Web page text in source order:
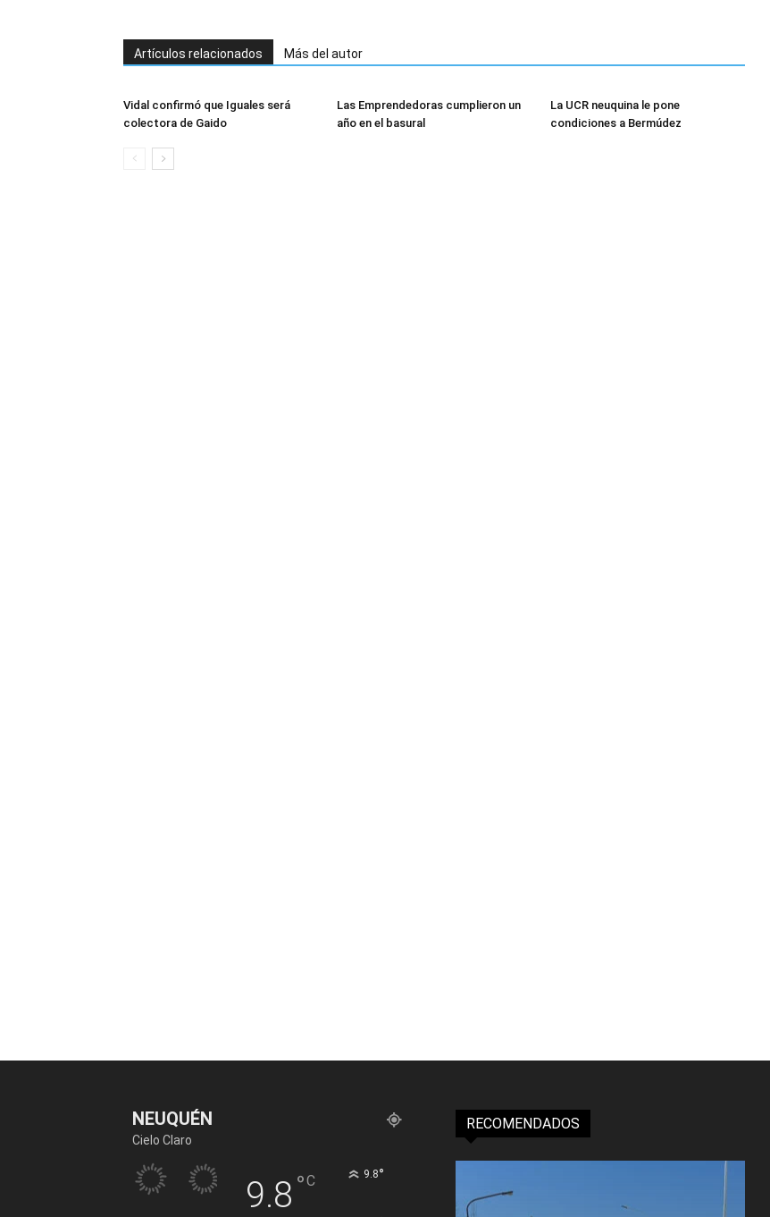
Artículos relacionados Más del autor
Vidal confirmó que Iguales será
colectora de Gaido
Las Emprendedoras cumplieron un
año en el basural
La UCR neuquina le pone
condiciones a Bermúdez
NEUQUÉN
Cielo Claro
9.8 °C 9.8°
RECOMENDADOS